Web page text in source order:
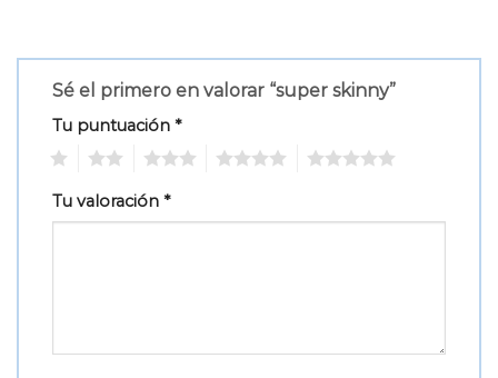
Sé el primero en valorar “super skinny”
Tu puntuación *
Tu valoración *